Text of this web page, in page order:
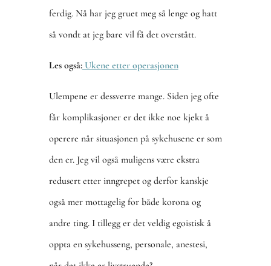
ferdig. Nå har jeg gruet meg så lenge og hatt
så vondt at jeg bare vil få det overstått.
Les også:Ukene etter operasjonen
Ulempene er dessverre mange. Siden jeg ofte
får komplikasjoner er det ikke noe kjekt å
operere når situasjonen på sykehusene er som
den er. Jeg vil også muligens være ekstra
redusert etter inngrepet og derfor kanskje
også mer mottagelig for både korona og
andre ting. I tillegg er det veldig egoistisk å
oppta en sykehusseng, personale, anestesi,